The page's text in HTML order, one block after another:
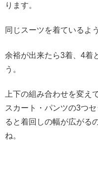
ります。
同じスーツを着ているよ
余裕が出来たら3着、4着
う。
上下の組み合わせを変え
スカート・パンツの3つ
ると着回しの幅が広がる
ね。